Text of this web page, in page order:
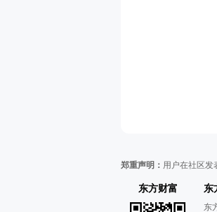
郑重声明： 用户在社区发
东方财富 东
东